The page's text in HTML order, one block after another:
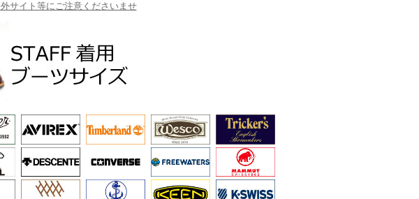
サイト等にご注意くださいませ